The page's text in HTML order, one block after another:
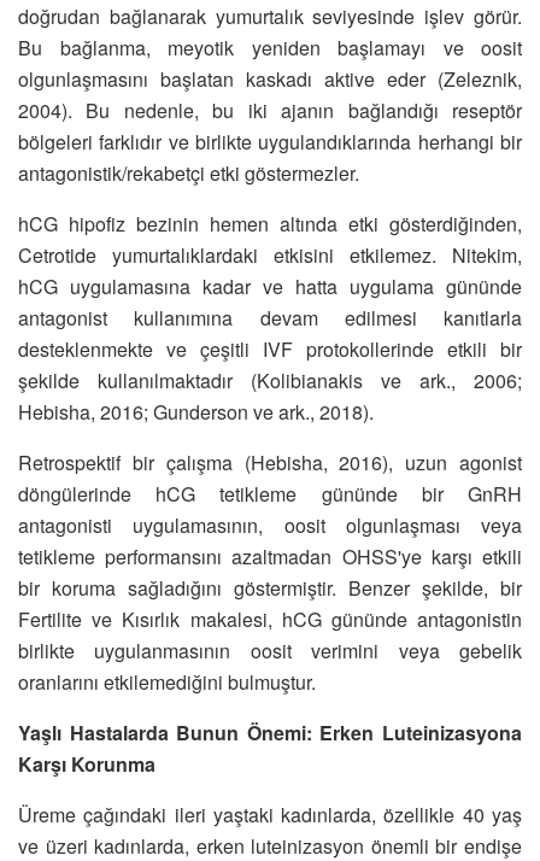
doğrudan bağlanarak yumurtalık seviyesinde işlev görür.
Bu bağlanma, meyotik yeniden başlamayı ve oosit
olgunlaşmasını başlatan kaskadı aktive eder (Zeleznik,
2004). Bu nedenle, bu iki ajanın bağlandığı reseptör
bölgeleri farklıdır ve birlikte uygulandıklarında herhangi bir
antagonistik/rekabetçi etki göstermezler.
hCG hipofiz bezinin hemen altında etki gösterdiğinden,
Cetrotide yumurtalıklardaki etkisini etkilemez. Nitekim,
hCG uygulamasına kadar ve hatta uygulama gününde
antagonist kullanımına devam edilmesi kanıtlarla
desteklenmekte ve çeşitli IVF protokollerinde etkili bir
şekilde kullanılmaktadır (Kolibianakis ve ark., 2006;
Hebisha, 2016; Gunderson ve ark., 2018).
Retrospektif bir çalışma (Hebisha, 2016), uzun agonist
döngülerinde hCG tetikleme gününde bir GnRH
antagonisti uygulamasının, oosit olgunlaşması veya
tetikleme performansını azaltmadan OHSS'ye karşı etkili
bir koruma sağladığını göstermiştir. Benzer şekilde, bir
Fertilite ve Kısırlık makalesi, hCG gününde antagonistin
birlikte uygulanmasının oosit verimini veya gebelik
oranlarını etkilemediğini bulmuştur.
Yaşlı Hastalarda Bunun Önemi: Erken Luteinizasyona
Karşı Korunma
Üreme çağındaki ileri yaştaki kadınlarda, özellikle 40 yaş
ve üzeri kadınlarda, erken luteinizasyon önemli bir endişe